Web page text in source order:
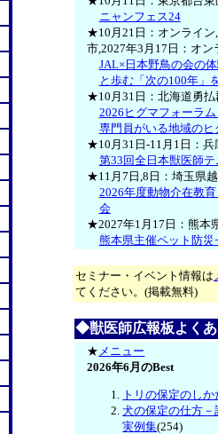
ニャンフェス24
★10月21日：オンライン
市,2027年3月17日：オン
JAL×日本野鳥の会の
と歩む「次の100年」
★10月31日：北海道勇払
2026ヒグマフォーラ
専門員がいる地域のヒ
★10月31日-11月1日：兵
第33回全日本獣医師
★11月7日,8日：埼玉県
2026年度動物介在教
会
★2027年1月17日：熊本
熊本県主催ペット防災
セミナー・イベント情報は
てください。(掲載無料)
◆獣医師広報板よく
★ メニュー
2026年6月のBest
トリの保定のし
犬の保定の仕方
実例集(254)